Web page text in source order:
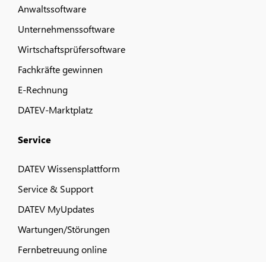
Anwaltssoftware
Unternehmenssoftware
Wirtschaftsprüfersoftware
Fachkräfte gewinnen
E-Rechnung
DATEV-Marktplatz
Service
DATEV Wissensplattform
Service & Support
DATEV MyUpdates
Wartungen/Störungen
Fernbetreuung online